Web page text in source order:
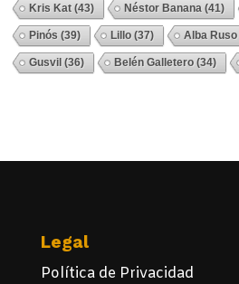
Kris Kat (43) Néstor Banana (41)
Pinós (39) Lillo (37) Alba Ruso
Gusvil (36) Belén Galletero (34)
Legal
Política de Privacidad